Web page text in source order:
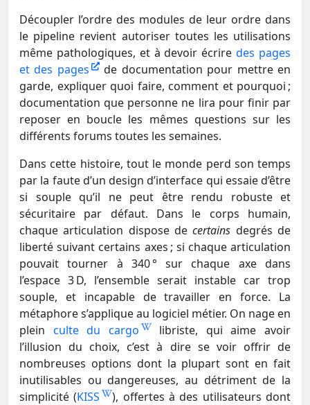
Découpler l’ordre des modules de leur ordre dans
le pipeline revient autoriser toutes les utilisations
même pathologiques, et à devoir écriredes pages
et des pages
de documentation pour mettre en
garde, expliquer quoi faire, comment et pourquoi ;
documentation que personne ne lira pour finir par
reposer en boucle les mêmes questions sur les
différents forums toutes les semaines.
Dans cette histoire, tout le monde perd son temps
par la faute d’un design d’interface qui essaie d’être
si souple qu’il ne peut être rendu robuste et
sécuritaire par défaut. Dans le corps humain,
chaque articulation dispose decertains degrés de
liberté suivant certains axes ; si chaque articulation
pouvait tourner à 340 ° sur chaque axe dans
l’espace 3 D, l’ensemble serait instable car trop
souple, et incapable de travailler en force. La
métaphore s’applique au logiciel métier. On nage en
plein culte du cargo
libriste, qui aime avoir
l’illusion du choix, c’est à dire se voir offrir de
nombreuses options dont la plupart sont en fait
inutilisables ou dangereuses, au détriment de la
simplicité (KISS ), offertes à des utilisateurs dont